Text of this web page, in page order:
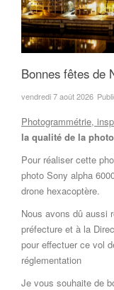
Bonnes fêtes de
vendredi 7 août 2026
Photogrammétrie,
la qualité de la photo
Pour réaliser cette
photo Sony alpha
drone hexacoptère.
Nous avons dû aussi
préfecture et à la
pour effectuer ce vol
réglementation
Je vous souhaite de